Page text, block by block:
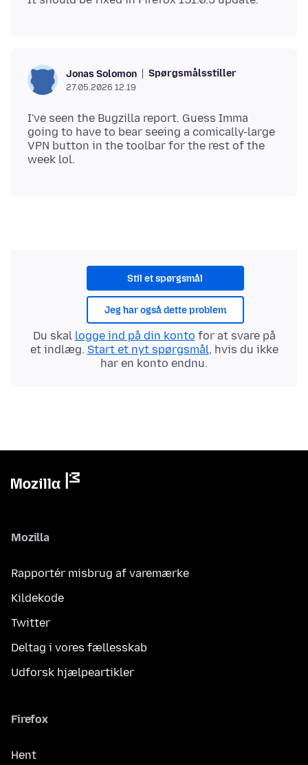
Jonas Solomon Spørgsmålsstiller
27.05.2026 12.19
I've seen the Bugzilla report. Guess Imma
going to have to bear seeing a comically-large
VPN button in the toolbar for the rest of the
Stil et spørgsmål
Jeg har også dette problem
Du skal logge ind på din konto for at svare på
et indlæg. Start et nyt spørgsmål, hvis du ikke
har en konto endnu.
Mozilla
Rapportér misbrug af varemærke
Kildekode
Twitter
Deltag i vores fællesskab
Udforsk hjælpeartikler
Firefox
Hent